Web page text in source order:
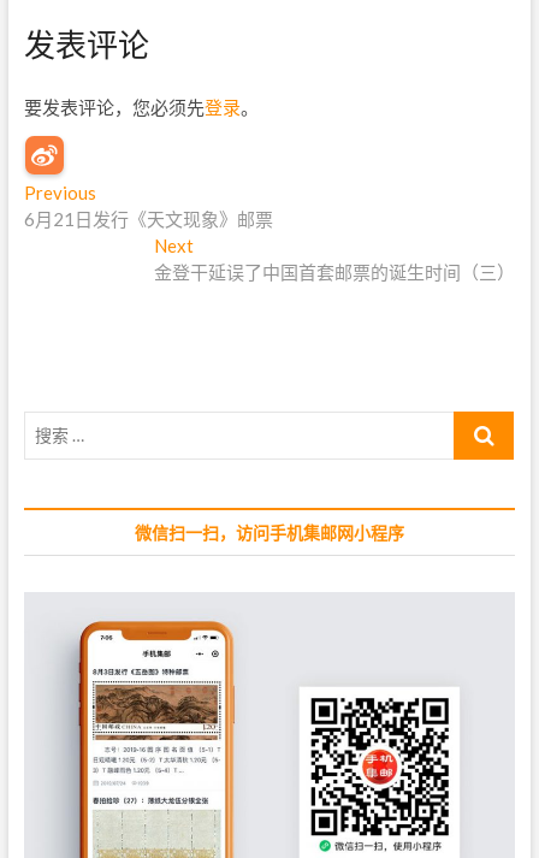
发表评论
要发表评论，您必须先登录。
文
章
Previous
r
s
:
6月21日发行《天文现象》邮票
Next
e
:
金登干延误了中国首套邮票的诞生时间（三）
微信扫一扫，访问手机集邮网小程序